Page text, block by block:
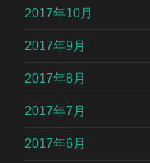
2017年10月
2017年9月
2017年8月
2017年7月
2017年6月